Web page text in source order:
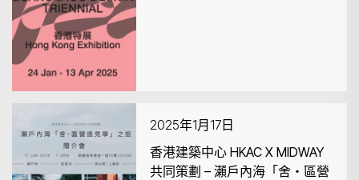
2025年1月17日
香港建築中心 HKAC X MIDWAY
共同策劃 – 瀨戶內海「舍・區營